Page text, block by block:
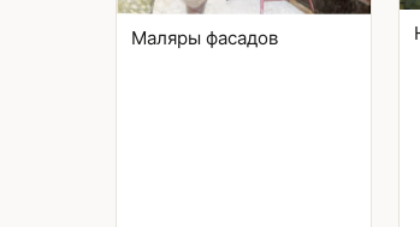
Маляры фасадов